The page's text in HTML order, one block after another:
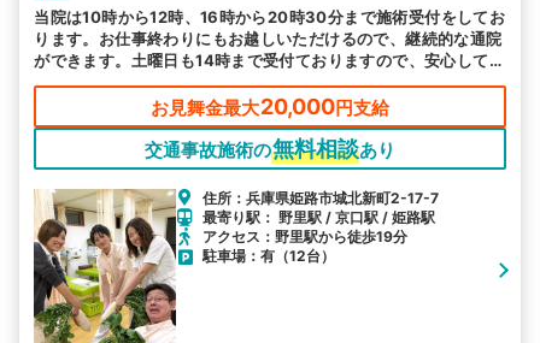
当院は10時から12時、16時から20時30分まで施術受付をしてお
ります。お仕事終わりにもお越しいただけるので、継続的な通院
ができます。土曜日も14時まで受付ておりますので、安心してお
越しください。
お見舞金最大20,000円支給
交通事故施術の無料相談あり
住所：兵庫県姫路市城北新町2-17-7
最寄り駅： 野里駅 / 京口駅 / 姫路駅
アクセス：野里駅から徒歩19分
駐車場：有（12台）